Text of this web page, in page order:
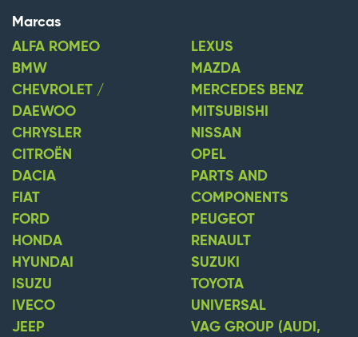
Marcas
ALFA ROMEO
BMW
CHEVROLET /
DAEWOO
CHRYSLER
CITROËN
DACIA
FIAT
FORD
HONDA
HYUNDAI
ISUZU
IVECO
JEEP
LEXUS
MAZDA
MERCEDES BENZ
MITSUBISHI
NISSAN
OPEL
PARTS AND
COMPONENTS
PEUGEOT
RENAULT
SUZUKI
TOYOTA
UNIVERSAL
VAG GROUP (AUDI,